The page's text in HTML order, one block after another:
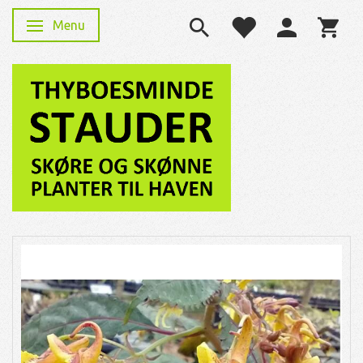
Skifte navigation
Menu